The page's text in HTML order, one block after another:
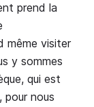
prend la
même visiter
y sommes
qui est
pour nous